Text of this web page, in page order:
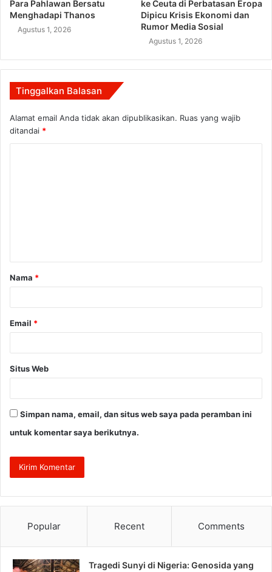
Para Pahlawan Bersatu
Menghadapi Thanos
Agustus 1, 2026
ke Ceuta di Perbatasan Eropa
Dipicu Krisis Ekonomi dan
Rumor Media Sosial
Agustus 1, 2026
Tinggalkan Balasan
Alamat email Anda tidak akan dipublikasikan. Ruas yang wajib
ditandai *
a
r
Nama *
Email *
Situs Web
Simpan nama, email, dan situs web saya pada peramban ini
untuk komentar saya berikutnya.
Popular Recent Comments
Tragedi Sunyi di Nigeria: Genosida yang